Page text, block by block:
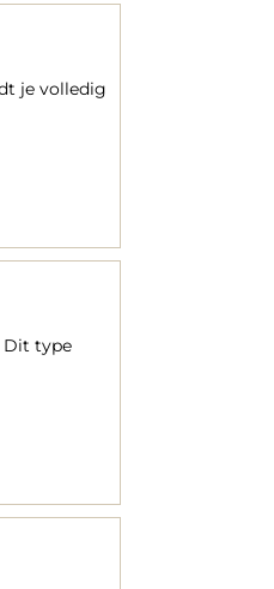
je volledig
Dit type